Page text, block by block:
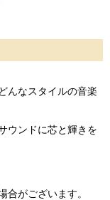
んなスタイルの音楽
ウンドに芯と輝きを
がございます。